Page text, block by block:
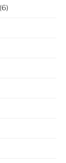
(6)